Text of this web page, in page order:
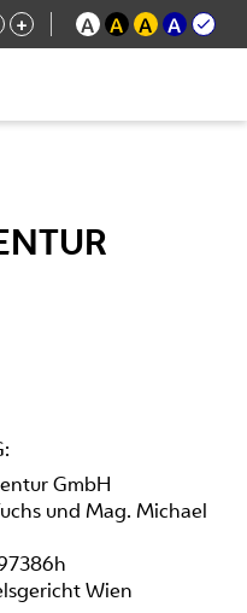
+ A A A A
GmbH
und Mag. Michael
Wien